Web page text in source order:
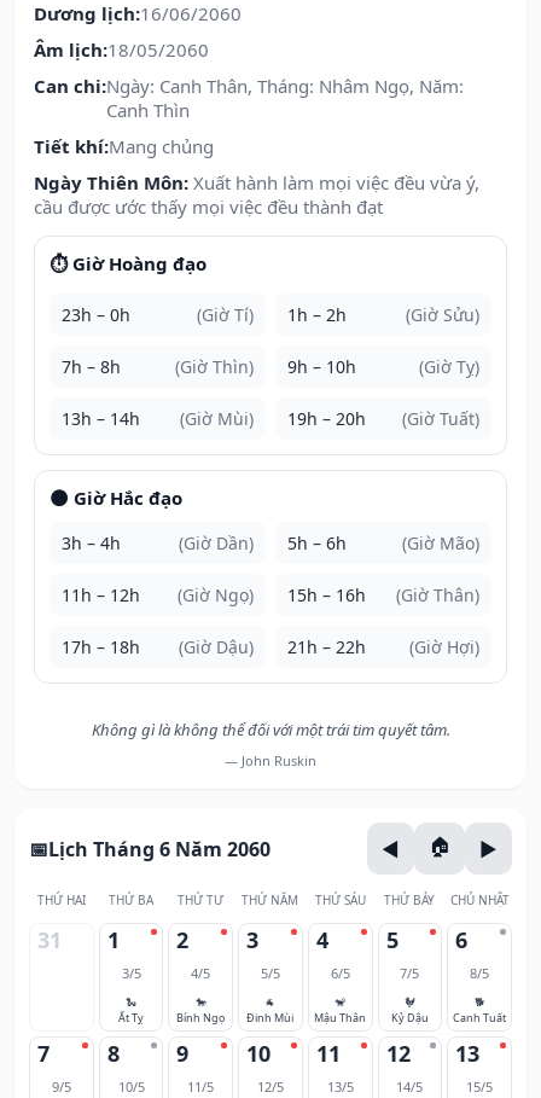
Dương lịch:16/06/2060
Âm lịch:18/05/2060
Can chi:Ngày: Canh Thân, Tháng: Nhâm Ngọ, Năm:
Canh Thìn
Tiết khí:Mang chủng
Ngày Thiên Môn: Xuất hành làm mọi việc đều vừa ý,
cầu được ước thấy mọi việc đều thành đạt
⏱️ Giờ Hoàng đạo
23h – 0h (Giờ Tí) 1h – 2h (Giờ Sửu)
7h – 8h (Giờ Thìn) 9h – 10h (Giờ Tỵ)
13h – 14h (Giờ Mùi) 19h – 20h (Giờ Tuất)
🌑 Giờ Hắc đạo
3h – 4h (Giờ Dần) 5h – 6h (Giờ Mão)
11h – 12h (Giờ Ngọ) 15h – 16h (Giờ Thân)
17h – 18h (Giờ Dậu) 21h – 22h (Giờ Hợi)
Không gì là không thể đối với một trái tim quyết tâm.
— John Ruskin
Lịch Tháng 6 Năm 2060
THỨ HAI THỨ BA THỨ TƯ THỨ NĂM THỨ SÁU THỨ BẢY CHỦ NHẬT
31 1
3/5
🐍
Ất Tỵ
2
4/5
🐎
Bính Ngọ
3
5/5
🐐
Đinh Mùi
4
6/5
🐒
Mậu Thân
5
7/5
🐓
Kỷ Dậu
6
8/5
🐕
Canh Tuất
7
9/5
8
10/5
9
11/5
10
12/5
11
13/5
12
14/5
13
15/5